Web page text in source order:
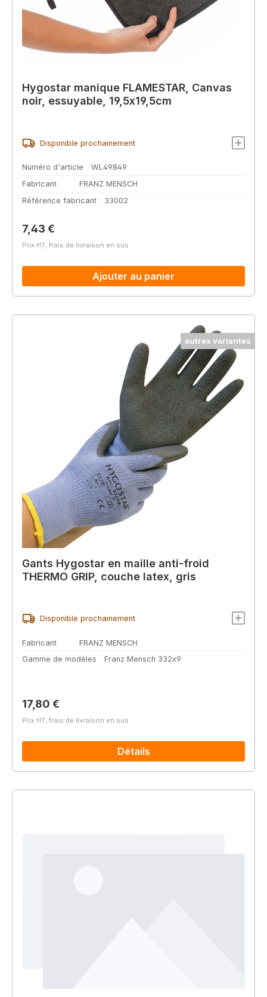
Hygostar manique FLAMESTAR, Canvas
noir, essuyable, 19,5x19,5cm
Disponible prochainement
Numéro d'article
WL49849
Fabricant
FRANZ MENSCH
Référence fabricant
33002
Prix régulier :
7,43 €
Prix HT, frais de livraison en sus
Ajouter au panier
autres variantes
Gants Hygostar en maille anti-froid
THERMO GRIP, couche latex, gris
Disponible prochainement
Fabricant
FRANZ MENSCH
Gamme de modèles
Franz Mensch 332x9
Prix régulier :
17,80 €
Prix HT, frais de livraison en sus
Détails